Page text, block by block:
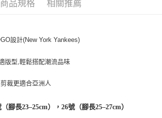
商品規格 相關推薦
設計(New York Yankees)
版型,輕鬆搭配潮流品味
裁更適合亞洲人
（腳長23–25cm），26號（腳長25–27cm）